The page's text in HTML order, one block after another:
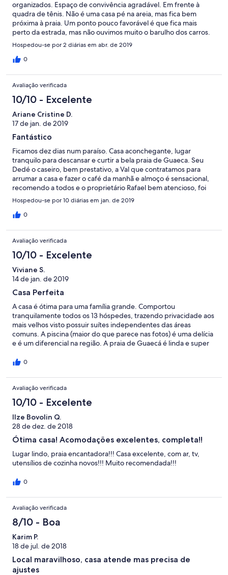
organizados. Espaço de convivência agradável. Em frente à
quadra de tênis. Não é uma casa pé na areia, mas fica bem
próxima à praia. Um ponto pouco favorável é que fica mais
perto da estrada, mas não ouvimos muito o barulho dos carros.
Hospedou-se por 2 diárias em abr. de 2019
0
Avaliação verificada
10/10 - Excelente
Ariane Cristine D.
17 de jan. de 2019
Fantástico
Ficamos dez dias num paraíso. Casa aconchegante, lugar
tranquilo para descansar e curtir a bela praia de Guaeca. Seu
Dedé o caseiro, bem prestativo, a Val que contratamos para
arrumar a casa e fazer o café da manhã e almoço é sensacional,
recomendo a todos e o proprietário Rafael bem atencioso, foi
tudo perfeito. Com certeza voltaremos.
Hospedou-se por 10 diárias em jan. de 2019
0
Avaliação verificada
10/10 - Excelente
Viviane S.
14 de jan. de 2019
Casa Perfeita
A casa é ótima para uma família grande. Comportou
tranquilamente todos os 13 hóspedes, trazendo privacidade aos
mais velhos visto possuir suítes independentes das áreas
comuns. A piscina (maior do que parece nas fotos) é uma delícia
e é um diferencial na região. A praia de Guaecá é linda e super
para nos ajudar foi incrível. Sua comida é excelente, ela é
certeza voltaremos.
0
Avaliação verificada
10/10 - Excelente
Ilze Bovolin Q.
28 de dez. de 2018
Ótima casa! Acomodações excelentes, completa!!
Lugar lindo, praia encantadora!!! Casa excelente, com ar, tv,
utensílios de cozinha novos!!! Muito recomendada!!!
0
Avaliação verificada
8/10 - Boa
Karim P.
18 de jul. de 2018
Local maravilhoso, casa atende mas precisa de
ajustes